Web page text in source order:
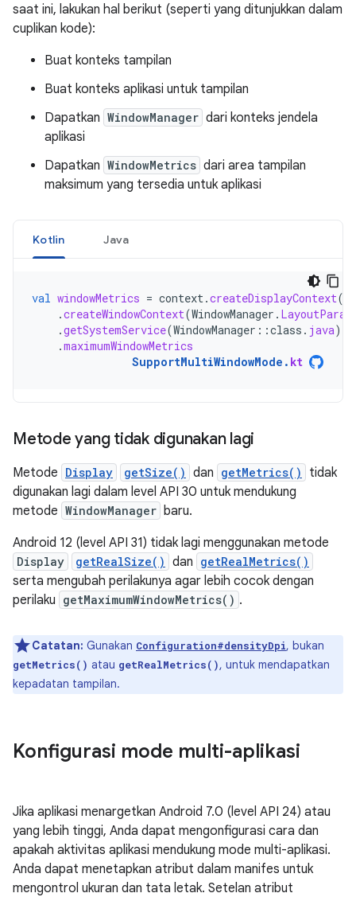
saat ini, lakukan hal berikut (seperti yang ditunjukkan dalam
cuplikan kode):
Buat konteks tampilan
Buat konteks aplikasi untuk tampilan
Dapatkan WindowManager dari konteks jendela
aplikasi
Dapatkan WindowMetrics dari area tampilan
maksimum yang tersedia untuk aplikasi
Kotlin Java
val windowMetrics = context.createDisplayContext(
.createWindowContext(WindowManager .
.getSystemService(WindowManager ::class . java)
.maximumWindowMetrics
SupportMultiWindowMode . kt
Metode yang tidak digunakan lagi
Metode Display getSize() dan getMetrics()
tidak
digunakan lagi dalam level API 30 untuk mendukung
metode WindowManager baru.
Android 12 (level API 31) tidak lagi menggunakan metode
Display getRealSize() dan getRealMetrics()
serta mengubah perilakunya agar lebih cocok dengan
perilaku getMaximumWindowMetrics() .
Catatan: Gunakan Configuration#densityDpi, bukan
getMetrics() atau getRealMetrics(), untuk mendapatkan
kepadatan tampilan.
Konfigurasi mode multi-aplikasi
Jika aplikasi menargetkan Android 7.0 (level API 24) atau
yang lebih tinggi, Anda dapat mengonfigurasi cara dan
apakah aktivitas aplikasi mendukung mode multi-aplikasi.
Anda dapat menetapkan atribut dalam manifes untuk
mengontrol ukuran dan tata letak. Setelan atribut